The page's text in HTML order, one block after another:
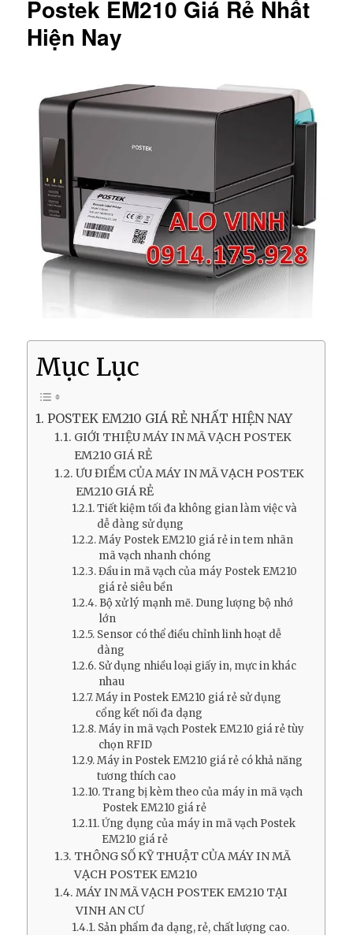
Postek EM210 Giá Rẻ Nhất
Hiện Nay
Mục Lục
POSTEK EM210 GIÁ RẺ NHẤT HIỆN NAY
GIỚI THIỆU MÁY IN MÃ VẠCH POSTEK
EM210 GIÁ RẺ
ƯU ĐIỂM CỦA MÁY IN MÃ VẠCH POSTEK
EM210 GIÁ RẺ
Tiết kiệm tối đa không gian làm việc và
dễ dàng sử dụng
Máy Postek EM210 giá rẻ in tem nhãn
mã vạch nhanh chóng
Đầu in mã vạch của máy Postek EM210
giá rẻ siêu bền
Bộ xử lý mạnh mẽ. Dung lượng bộ nhớ
lớn
Sensor có thể điều chỉnh linh hoạt dễ
dàng
Sử dụng nhiều loại giấy in, mực in khác
nhau
Máy in Postek EM210 giá rẻ sử dụng
cổng kết nối đa dạng
Máy in mã vạch Postek EM210 giá rẻ tùy
chọn RFID
Máy in Postek EM210 giá rẻ có khả năng
tương thích cao
Trang bị kèm theo của máy in mã vạch
Postek EM210 giá rẻ
Ứng dụng của máy in mã vạch Postek
EM210 giá rẻ
THÔNG SỐ KỸ THUẬT CỦA MÁY IN MÃ
VẠCH POSTEK EM210
MÁY IN MÃ VẠCH POSTEK EM210 TẠI
VINH AN CƯ
Sản phẩm đa dạng, rẻ, chất lượng cao.